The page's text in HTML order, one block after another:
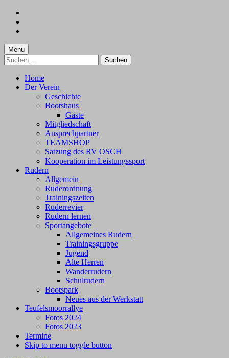
content
footer
Menu
Suchen
nach:
Home
Der Verein
Geschichte
Bootshaus
Gäste
Mitgliedschaft
Ansprechpartner
TEAMSHOP
Satzung des RV OSCH
Kooperation im Leistungssport
Rudern
Allgemein
Ruderordnung
Trainingszeiten
Ruderrevier
Rudern lernen
Sportangebote
Allgemeines Rudern
Trainingsgruppe
Jugend
Alte Herren
Wanderrudern
Schulrudern
Bootspark
Neues aus der Werkstatt
Teufelsmoorrallye
Fotos 2024
Fotos 2023
Termine
Skip to menu toggle button